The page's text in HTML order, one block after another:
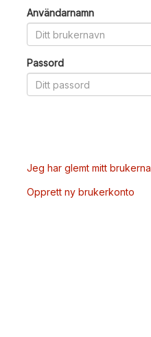
Användarnamn
Passord
Jeg har glemt mitt
Opprett ny brukerkonto